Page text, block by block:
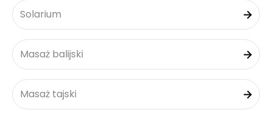
Solarium
Masaż balijski
Masaż tajski